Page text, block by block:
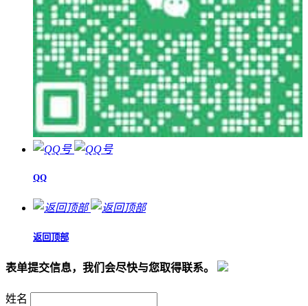
QQ
返回顶部
表单提交信息，我们会尽快与您取得联系。
姓名